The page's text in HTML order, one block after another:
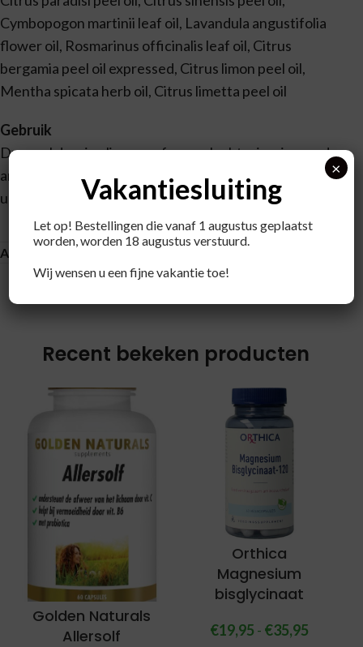
Cymbopogon martinii leaf oil, Lavandula angustifolia
flower oil, Rosmarinus officinalis leaf oil, Citrus
bergamia peel oil expressed, Citrus limon peel oil,
Mentha spicata herb oil, Citrus limetta peel oil
Gebruik
Druppel de mix olie voor sfeer en luchtzuivering op de
aromastone wood, de cozy aroma burner of in een
ultrasone aroma diffuser.
Aanvullende informatie
Recent bekeken producten
Golden Naturals
Allersolf
Orthica
Magnesium
bisglycinaat
€19,95 - €35,95
Vakantiesluiting
Let op! Bestellingen die vanaf 1 augustus geplaatst
worden, worden 18 augustus verstuurd.
Wij wensen u een fijne vakantie toe!
×